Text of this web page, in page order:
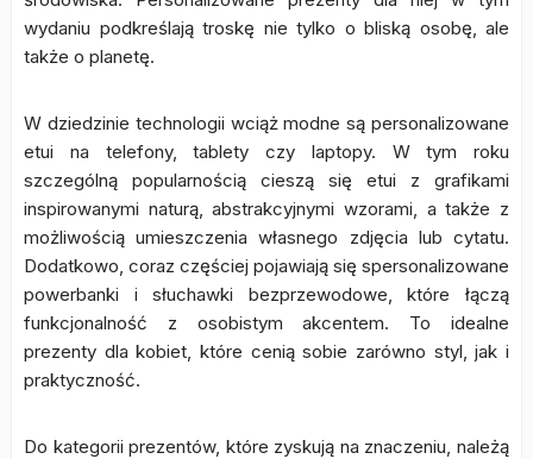
wydaniu podkreślają troskę nie tylko o bliską osobę, ale
także o planetę.
W dziedzinie technologii wciąż modne są personalizowane
etui na telefony, tablety czy laptopy. W tym roku
szczególną popularnością cieszą się etui z grafikami
inspirowanymi naturą, abstrakcyjnymi wzorami, a także z
możliwością umieszczenia własnego zdjęcia lub cytatu.
Dodatkowo, coraz częściej pojawiają się spersonalizowane
powerbanki i słuchawki bezprzewodowe, które łączą
funkcjonalność z osobistym akcentem. To idealne
prezenty dla kobiet, które cenią sobie zarówno styl, jak i
praktyczność.
Do kategorii prezentów, które zyskują na znaczeniu, należą